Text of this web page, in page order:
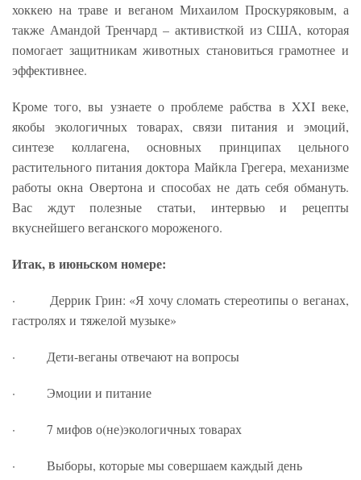
хоккею на траве и веганом Михаилом Проскуряковым, а
также Амандой Тренчард – активисткой из США, которая
помогает защитникам животных становиться грамотнее и
эффективнее.
Кроме того, вы узнаете о проблеме рабства в XXI веке,
якобы экологичных товарах, связи питания и эмоций,
синтезе коллагена, основных принципах цельного
растительного питания доктора Майкла Грегера, механизме
работы окна Овертона и способах не дать себя обмануть.
Вас ждут полезные статьи, интервью и рецепты
вкуснейшего веганского мороженого.
Итак, в июньском номере:
· Деррик Грин: «Я хочу сломать стереотипы о веганах,
гастролях и тяжелой музыке»
· Дети-веганы отвечают на вопросы
· Эмоции и питание
· 7 мифов о(не)экологичных товарах
· Выборы, которые мы совершаем каждый день